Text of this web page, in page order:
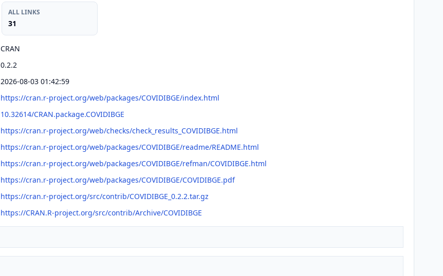
ALL LINKS
31
CRAN
0.2.2
2026-08-03 01:42:59
https://cran.r-project.org/web/packages/COVIDIBGE/index.html
10.32614/CRAN.package.COVIDIBGE
https://cran.r-project.org/web/checks/check_results_COVIDIBGE.html
https://cran.r-project.org/web/packages/COVIDIBGE/readme/README.html
https://cran.r-project.org/web/packages/COVIDIBGE/refman/COVIDIBGE.html
https://cran.r-project.org/web/packages/COVIDIBGE/COVIDIBGE.pdf
https://cran.r-project.org/src/contrib/COVIDIBGE_0.2.2.tar.gz
https://CRAN.R-project.org/src/contrib/Archive/COVIDIBGE